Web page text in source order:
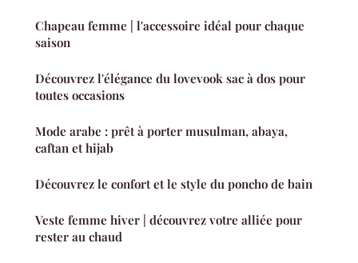
Chapeau femme | l'accessoire idéal pour chaque
saison
Découvrez l'élégance du lovevook sac à dos pour
toutes occasions
Mode arabe : prêt à porter musulman, abaya,
caftan et hijab
Découvrez le confort et le style du poncho de bain
Veste femme hiver | découvrez votre alliée pour
rester au chaud